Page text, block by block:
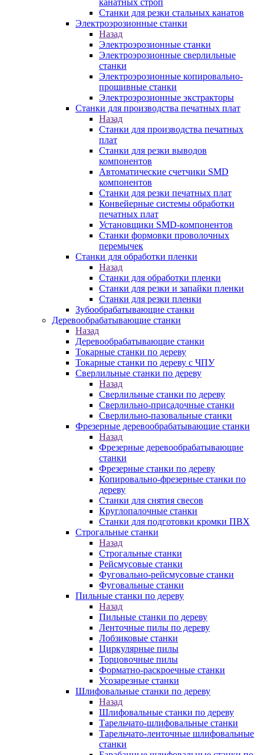
канатных строп
Станки для резки стальных канатов
Электроэрозионные станки
Назад
Электроэрозионные станки
Электроэрозионные сверлильные
станки
Электроэрозионные копировально-
прошивные станки
Электроэрозионные экстракторы
Станки для производства печатных плат
Назад
Станки для производства печатных
плат
Станки для резки выводов
компонентов
Автоматические счетчики SMD
компонентов
Станки для резки печатных плат
Конвейерные системы обработки
печатных плат
Установщики SMD-компонентов
Станки формовки проволочных
перемычек
Станки для обработки пленки
Назад
Станки для обработки пленки
Станки для резки и запайки пленки
Станки для резки пленки
Зубообрабатывающие станки
Деревообрабатывающие станки
Назад
Деревообрабатывающие станки
Токарные станки по дереву
Токарные станки по дереву с ЧПУ
Сверлильные станки по дереву
Назад
Сверлильные станки по дереву
Сверлильно-присадочные станки
Сверлильно-пазовальные станки
Фрезерные деревообрабатывающие станки
Назад
Фрезерные деревообрабатывающие
станки
Фрезерные станки по дереву
Копировально-фрезерные станки по
дереву
Станки для снятия свесов
Круглопалочные станки
Станки для подготовки кромки ПВХ
Строгальные станки
Назад
Строгальные станки
Рейсмусовые станки
Фуговально-рейсмусовые станки
Фуговальные станки
Пильные станки по дереву
Назад
Пильные станки по дереву
Ленточные пилы по дереву
Лобзиковые станки
Циркулярные пилы
Торцовочные пилы
Форматно-раскроечные станки
Усозарезные станки
Шлифовальные станки по дереву
Назад
Шлифовальные станки по дереву
Тарельчато-шлифовальные станки
Тарельчато-ленточные шлифовальные
станки